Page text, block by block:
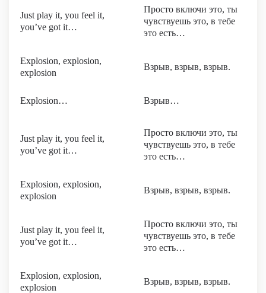
Just play it, you feel it,
you’ve got it…
Просто включи это, ты
чувствуешь это, в тебе
это есть…
Explosion, explosion,
explosion
Взрыв, взрыв, взрыв.
Explosion… Взрыв…
Just play it, you feel it,
you’ve got it…
Просто включи это, ты
чувствуешь это, в тебе
это есть…
Explosion, explosion,
explosion
Взрыв, взрыв, взрыв.
Just play it, you feel it,
you’ve got it…
Просто включи это, ты
чувствуешь это, в тебе
это есть…
Explosion, explosion,
explosion
Взрыв, взрыв, взрыв.